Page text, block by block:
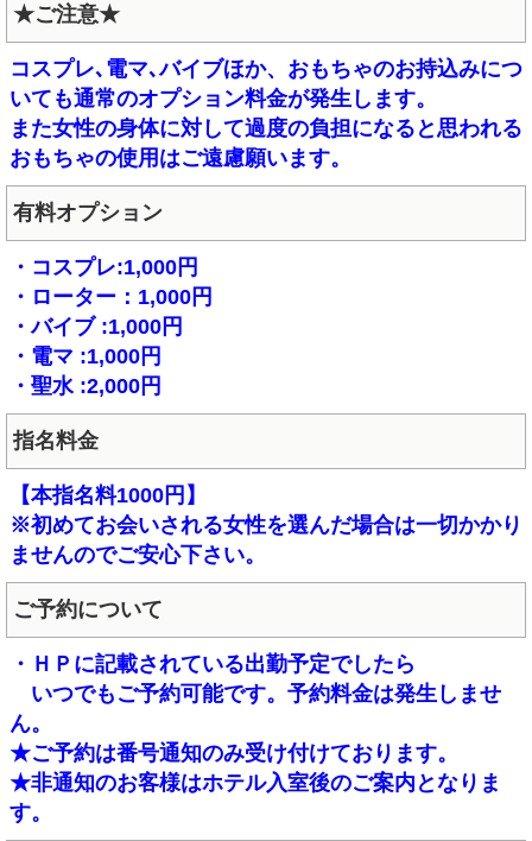
★ご注意★
コスプレ､電マ､バイブほか、おもちゃのお持込みにつ
いても通常のオプション料金が発生します。
また女性の身体に対して過度の負担になると思われる
おもちゃの使用はご遠慮願います。
有料オプション
・コスプレ:1,000円
・ローター：1,000円
・バイブ :1,000円
・電マ :1,000円
・聖水 :2,000円
指名料金
【本指名料1000円】
※初めてお会いされる女性を選んだ場合は一切かかり
ませんのでご安心下さい。
ご予約について
・ＨＰに記載されている出勤予定でしたら
いつでもご予約可能です。予約料金は発生しませ
ん。
★ご予約は番号通知のみ受け付けております。
★非通知のお客様はホテル入室後のご案内となりま
す。